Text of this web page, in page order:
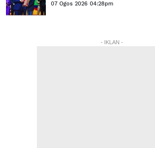
07 Ogos 2026 04:28pm
- IKLAN -